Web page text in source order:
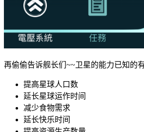
再偷偷告诉舰长们~~卫星的能力已知的
提高星球人口数
延长星球运作时间
减少食物需求
延长快乐时间